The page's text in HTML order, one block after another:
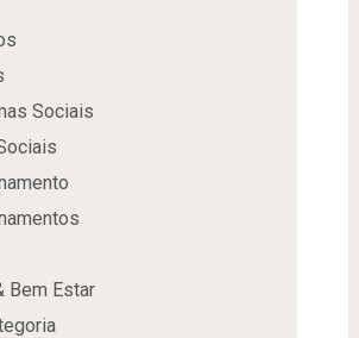
Sociais
Bem Estar